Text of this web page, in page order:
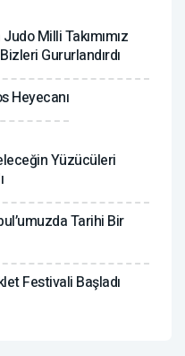
Milli Takımımız
Gururlandırdı
Heyecanı
Yüzücüleri
Tarihi Bir
Festivali Başladı